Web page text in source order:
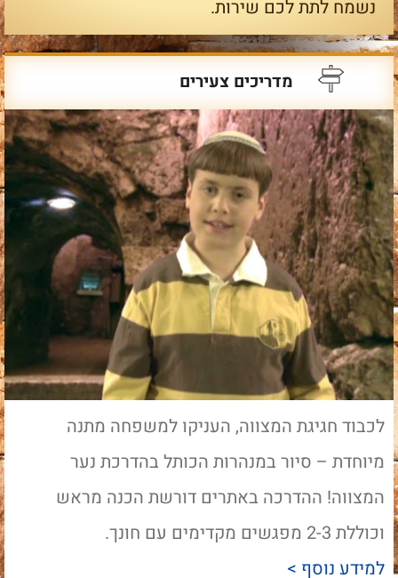
נשמח לתת לכם שירות.
מדריכים צעירים
לכבוד חגיגת המצווה, העניקו למשפחה מתנה
מיוחדת – סיור במנהרות הכותל בהדרכת נער
המצווה! ההדרכה באתרים דורשת הכנה מראש
וכוללת 2-3 מפגשים מקדימים עם חונך.
למידע נוסף >